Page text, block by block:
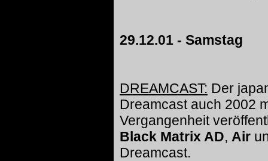
29.12.01 - Samstag
DREAMCAST: Der
Dreamcast auch 2002
Vergangenheit
Black Matrix AD, Air
Dreamcast.